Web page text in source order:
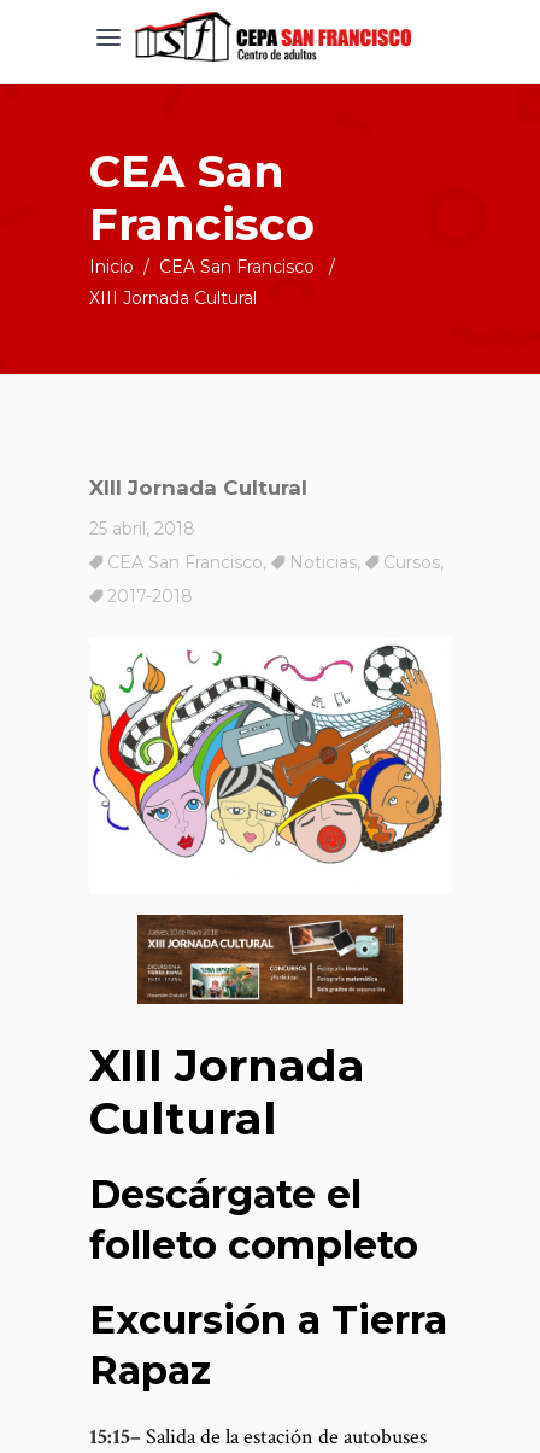
CEA San
Francisco
Inicio / CEA San Francisco
/
XIII Jornada Cultural
XIII Jornada Cultural
25 abril, 2018
CEA San Francisco, Noticias, Cursos,
2017-2018
XIII Jornada
Cultural
Descárgate el
folleto completo
Excursión a Tierra
Rapaz
15:15– Salida de la estación de autobuses